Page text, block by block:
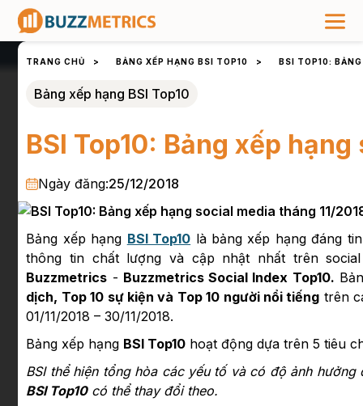
TRANG CHỦ > BẢNG XẾP HẠNG BSI TOP10 > BSI TOP10:
Bảng xếp hạng BSI Top10
BSI Top10: Bảng xếp
Ngày đăng:25/12/2018
Bảng xếp hạng BSI Top10 là bảng xếp hạng đáng
thông tin chất lượng và cập nhật nhất trên
Buzzmetrics - Buzzmetrics Social Index Top10.
dịch, Top 10 sự kiện và Top 10 người nổi tiếng trên
01/11/2018 – 30/11/2018.
Bảng xếp hạng BSI Top10 hoạt động dựa trên 5 tiêu
BSI thể hiện tổng hòa các yếu tố và có độ ảnh
BSI Top10có thể thay đổi theo.